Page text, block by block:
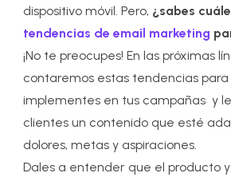
dispositivo móvil. Pero, ¿sabes
tendencias de email marketing
¡No te preocupes! En las próximas
contaremos estas tendencias para
implementes en tus campañas y
clientes un contenido que esté
dolores, metas y aspiraciones.
Dales a entender que el producto